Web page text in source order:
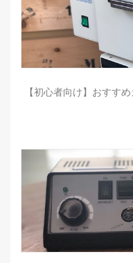
【初心者向け】おすす